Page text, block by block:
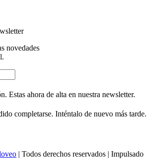
novedades
Estas ahora de alta en nuestra newsletter.
completarse. Inténtalo de nuevo más tarde.
| Todos derechos reservados | Impulsado